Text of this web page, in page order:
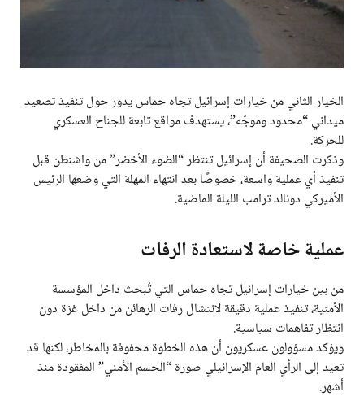
الخيار الثاني من خيارات إسرائيل تجاه حماس يدور حول تنفيذ تصعيد
ميداني “محدود وموجّه”، يستهدف مواقع تابعة للجناح العسكري
للحركة.
وذكرت الصحيفة أن إسرائيل تنتظر “الضوء الأخضر” من واشنطن قبل
تنفيذ أي عملية واسعة، خصوصًا بعد انتهاء المهلة التي وضعها الرئيس
الأميركي دونالد ترامب الليلة الماضية.
عملية خاصة لاستعادة الرفات
من بين خيارات إسرائيل تجاه حماس التي تُبحث داخل المؤسسة
الأمنية، تنفيذ عملية دقيقة لانتشال رفات الرهائن من داخل غزة دون
انتظار تفاهمات سياسية.
ويؤكد مسؤولون عسكريون أن هذه الخطوة محفوفة بالمخاطر، لكنها قد
تعيد إلى الرأي العام الإسرائيلي صورة “الحسم الأمني” المفقودة منذ
أشهر.